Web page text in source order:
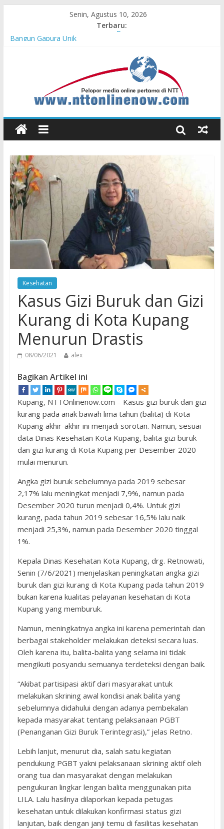
Senin, Agustus 10, 2026
Terbaru:
Memeriahkan HUT ke-81 RI, Warga Desa Ta’aba-Malaka
MPM Honda Jatim Kembali Berikan Beasiswa bagi Anak Asuh
Buktikan Kencangnya CBR series, Pebalap Astra Honda Raih
Kemenangan di Mandalika
Dari Pemula hingga Juara Nasional, Daya Fawziya Buktikan
HUT ke-81 RI Akan Dimeriahkan dengan 133 Tim Karnaval
Kebangsaan dan 198 Tim Gerak Jalan
Kesehatan
Kasus Gizi Buruk dan Gizi
Kurang di Kota Kupang
Menurun Drastis
08/06/2021 alex
Bagikan Artikel ini
Kupang, NTTOnlinenow.com – Kasus gizi buruk dan gizi
kurang pada anak bawah lima tahun (balita) di Kota
Kupang akhir-akhir ini menjadi sorotan. Namun, sesuai
data Dinas Kesehatan Kota Kupang, balita gizi buruk
dan gizi kurang di Kota Kupang per Desember 2020
mulai menurun.
Angka gizi buruk sebelumnya pada 2019 sebesar
2,17% lalu meningkat menjadi 7,9%, namun pada
Desember 2020 turun menjadi 0,4%. Untuk gizi
kurang, pada tahun 2019 sebesar 16,5% lalu naik
menjadi 25,3%, namun pada Desember 2020 tinggal
1%.
Kepala Dinas Kesehatan Kota Kupang, drg. Retnowati,
Senin (7/6/2021) menjelaskan peningkatan angka gizi
buruk dan gizi kurang di Kota Kupang pada tahun 2019
bukan karena kualitas pelayanan kesehatan di Kota
Kupang yang memburuk.
Namun, meningkatnya angka ini karena pemerintah dan
berbagai stakeholder melakukan deteksi secara luas.
Oleh karena itu, balita-balita yang selama ini tidak
mengikuti posyandu semuanya terdeteksi dengan baik.
“Akibat partisipasi aktif dari masyarakat untuk
melakukan skrining awal kondisi anak balita yang
sebelumnya didahului dengan adanya pembekalan
kepada masyarakat tentang pelaksanaan PGBT
(Penanganan Gizi Buruk Terintegrasi),” jelas Retno.
Lebih lanjut, menurut dia, salah satu kegiatan
pendukung PGBT yakni pelaksanaan skrining aktif oleh
orang tua dan masyarakat dengan melakukan
pengukuran lingkar lengan balita menggunakan pita
LILA. Lalu hasilnya dilaporkan kepada petugas
kesehatan untuk dilakukan konfirmasi status gizi
lanjutan, baik dengan janji temu di fasilitas kesehatan